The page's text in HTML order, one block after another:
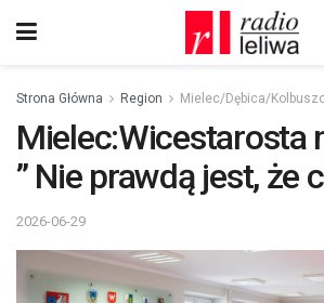
Strona Główna Region Mielec/Dębica/
Mielec:Wicestarosta
” Nie prawdą jest, że
2026-06-29